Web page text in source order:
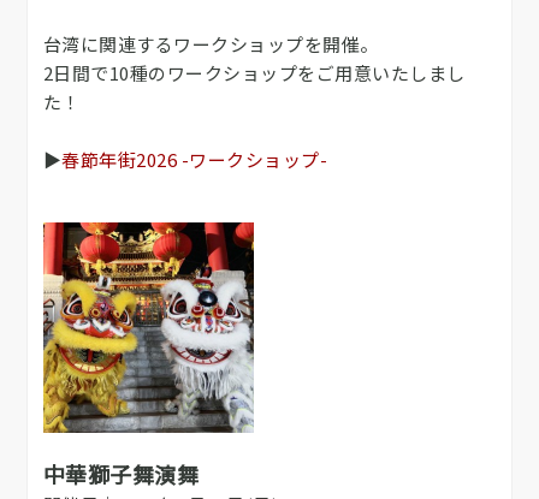
台湾に関連するワークショップを開催。
2日間で10種のワークショップをご用意いたしまし
た！
▶春節年街2026 -ワークショップ-
中華獅子舞演舞